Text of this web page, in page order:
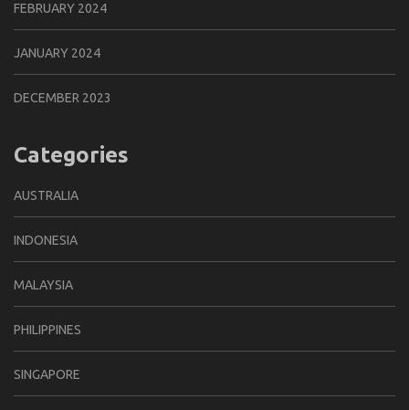
FEBRUARY 2024
JANUARY 2024
DECEMBER 2023
Categories
AUSTRALIA
INDONESIA
MALAYSIA
PHILIPPINES
SINGAPORE